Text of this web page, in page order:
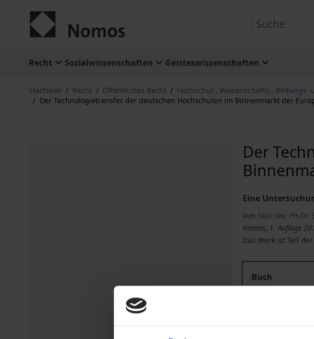
Recht Sozialwissenschaften Geisteswissenschaften
Startseite / Recht / Öffentliches Recht / Hochschul-, Wissenschafts-, Bildungs-
/ Der Technologietransfer der deutschen Hochschulen im Binnenmarkt der
Der
Eine
Von Dipl.-Vw. FH Dr.
Nomos, 1. Auflage
Das Werk ist Teil
Buch